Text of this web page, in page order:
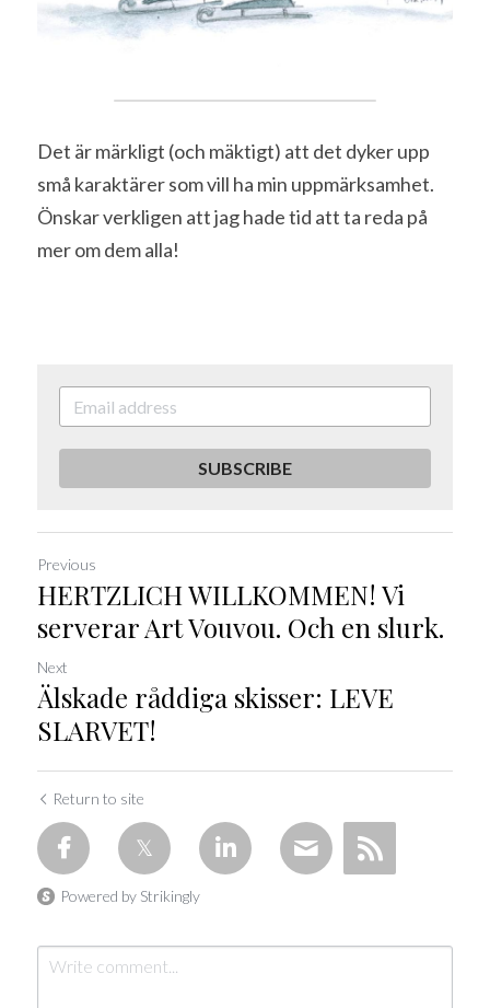
Det är märkligt (och mäktigt) att det dyker upp
små karaktärer som vill ha min uppmärksamhet.
Önskar verkligen att jag hade tid att ta reda på
mer om dem alla!
SUBSCRIBE
Previous
HERTZLICH WILLKOMMEN! Vi
serverar Art Vouvou. Och en slurk.
Next
Älskade råddiga skisser: LEVE
SLARVET!
Return to site
Powered by Strikingly